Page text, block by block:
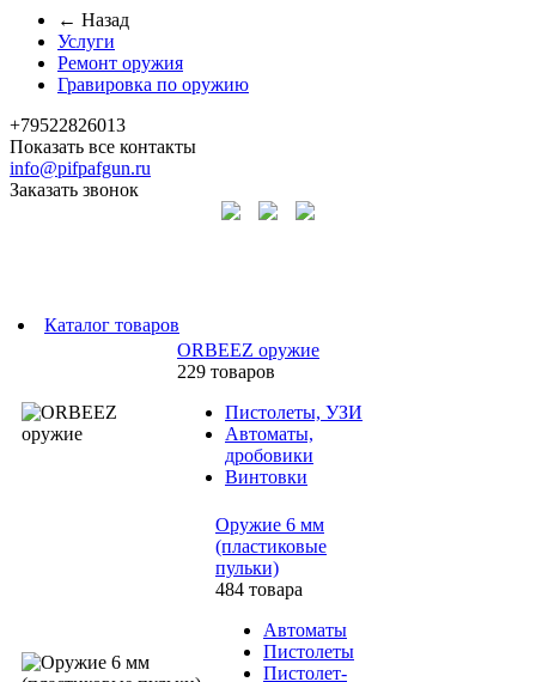
← Назад
Услуги
Ремонт оружия
Гравировка по оружию
+79522826013
Показать все контакты
info@pifpafgun.ru
Заказать звонок
Каталог товаров
ORBEEZ оружие
229 товаров
Пистолеты, УЗИ
Автоматы,
дробовики
Винтовки
Оружие 6 мм
(пластиковые
пульки)
484 товара
Автоматы
Пистолеты
Пистолет-